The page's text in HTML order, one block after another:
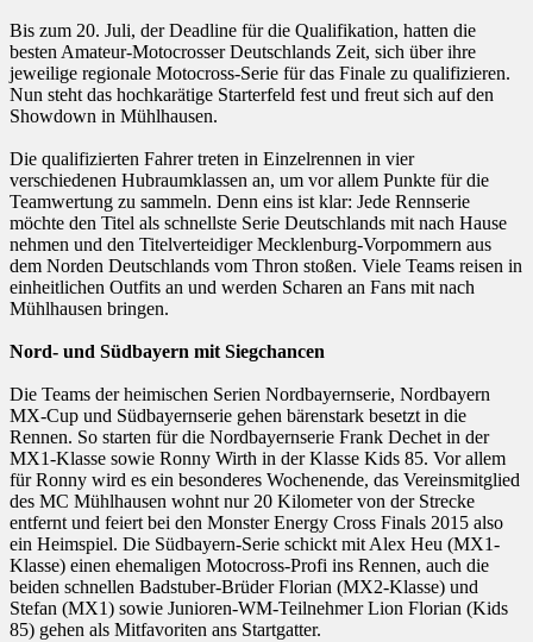
Bis zum 20. Juli, der Deadline für die Qualifikation, hatten die
besten Amateur-Motocrosser Deutschlands Zeit, sich über ihre
jeweilige regionale Motocross-Serie für das Finale zu qualifizieren.
Nun steht das hochkarätige Starterfeld fest und freut sich auf den
Showdown in Mühlhausen.
Die qualifizierten Fahrer treten in Einzelrennen in vier
verschiedenen Hubraumklassen an, um vor allem Punkte für die
Teamwertung zu sammeln. Denn eins ist klar: Jede Rennserie
möchte den Titel als schnellste Serie Deutschlands mit nach Hause
nehmen und den Titelverteidiger Mecklenburg-Vorpommern aus
dem Norden Deutschlands vom Thron stoßen. Viele Teams reisen in
einheitlichen Outfits an und werden Scharen an Fans mit nach
Mühlhausen bringen.
Nord- und Südbayern mit Siegchancen
Die Teams der heimischen Serien Nordbayernserie, Nordbayern
MX-Cup und Südbayernserie gehen bärenstark besetzt in die
Rennen. So starten für die Nordbayernserie Frank Dechet in der
MX1-Klasse sowie Ronny Wirth in der Klasse Kids 85. Vor allem
für Ronny wird es ein besonderes Wochenende, das Vereinsmitglied
des MC Mühlhausen wohnt nur 20 Kilometer von der Strecke
entfernt und feiert bei den Monster Energy Cross Finals 2015 also
ein Heimspiel. Die Südbayern-Serie schickt mit Alex Heu (MX1-
Klasse) einen ehemaligen Motocross-Profi ins Rennen, auch die
beiden schnellen Badstuber-Brüder Florian (MX2-Klasse) und
Stefan (MX1) sowie Junioren-WM-Teilnehmer Lion Florian (Kids
85) gehen als Mitfavoriten ans Startgatter.